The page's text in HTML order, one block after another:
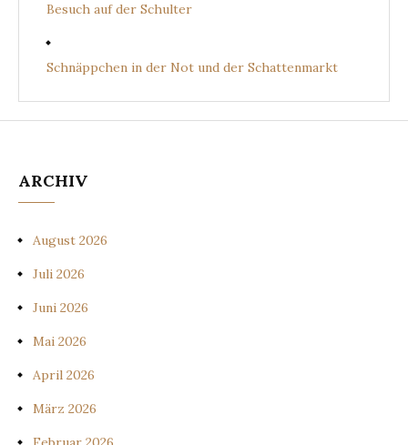
Besuch auf der Schulter
Schnäppchen in der Not und der Schattenmarkt
ARCHIV
August 2026
Juli 2026
Juni 2026
Mai 2026
April 2026
März 2026